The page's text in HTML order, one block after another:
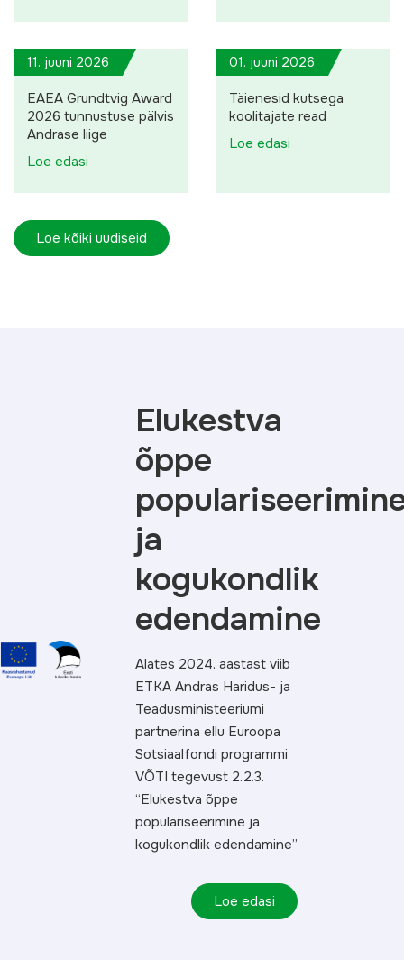
11. juuni 2026
EAEA Grundtvig Award
2026 tunnustuse pälvis
Andrase liige
Loe edasi
01. juuni 2026
Täienesid kutsega
koolitajate read
Loe edasi
Loe kõiki uudiseid
Elukestva
õppe
ja
kogukondlik
edendamine
Alates 2024. aastast viib
ETKA Andras Haridus- ja
Teadusministeeriumi
partnerina ellu Euroopa
Sotsiaalfondi programmi
VÕTI tegevust 2.2.3.
“Elukestva õppe
populariseerimine ja
kogukondlik edendamine”
Loe edasi